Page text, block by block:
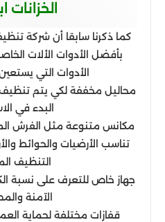
كما ذكرنا سابقا أن شركة
بأفضل الأدوات الألات
الأدوات التي
محاليل مخففة لكي يتم
البدء في
مكانس متنوعة مثل الفرش
تناسب الأرضيات والحوائط
التنظيف
جهاز خاص للتعرف على نسبة
الآمنة
قفازات مختلفة لحماية